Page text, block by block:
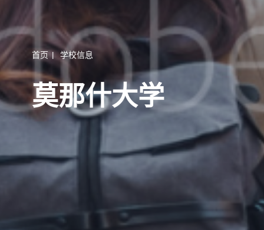
首页| 学校信息
莫那什大学